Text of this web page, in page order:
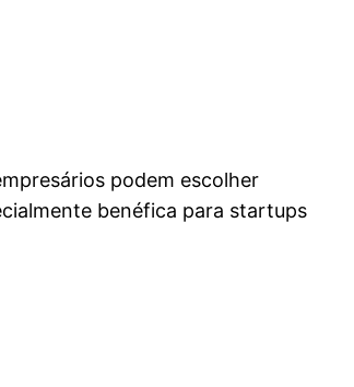
podem escolher
benéfica para startups